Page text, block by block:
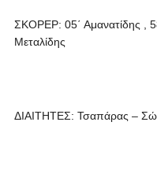
ΣΚΟΡΕΡ: 05΄ Αμανατίδης
Μεταλίδης
ΔΙΑΙΤΗΤΕΣ: Τσαπάρας –